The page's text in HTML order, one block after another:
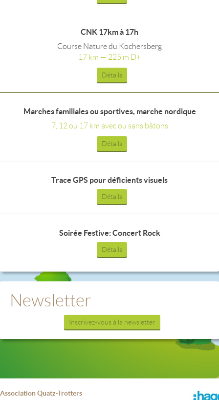
CNK 17km à 17h
Course Nature du Kochersberg
17 km — 225 m D+
Détails
Marches familiales ou sportives, marche nordique
7, 12 ou 17 km avec ou sans bâtons
Détails
Trace GPS pour déficients visuels
Détails
Soirée Festive: Concert Rock
Détails
Newsletter
Inscrivez-vous à la newsletter
Association Quatz-Trotters